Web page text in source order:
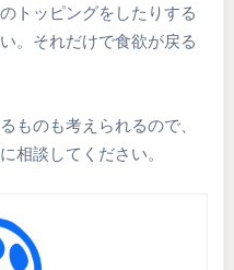
トッピングをしたりする
。それだけで食欲が戻る
ものも考えられるので、
相談してください。